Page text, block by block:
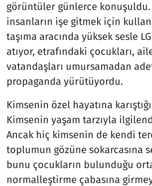
görüntüler günlerce konuşuldu.
insanların işe gitmek için
taşıma aracında yüksek sesle
atıyor, etrafındaki çocukları,
vatandaşları umursamadan
propaganda yürütüyordu.
Kimsenin özel hayatına
Kimsenin yaşam tarzıyla
Ancak hiç kimsenin de kendi
toplumun gözüne sokarcasına
bunu çocukların bulunduğu
normalleştirme çabasına